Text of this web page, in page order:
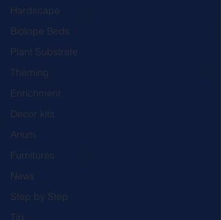
Hardscape
Biotope Beds
Plant Substrate
Theming
Enrichment
Decor kits
Arium
Furnitures
News
Step by Step
Tip